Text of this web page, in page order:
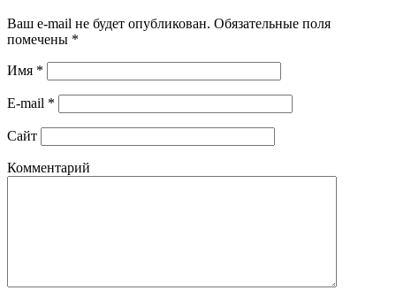
Ваш e-mail не будет опубликован. Обязательные поля
помечены *
Имя *
E-mail *
Сайт
Комментарий